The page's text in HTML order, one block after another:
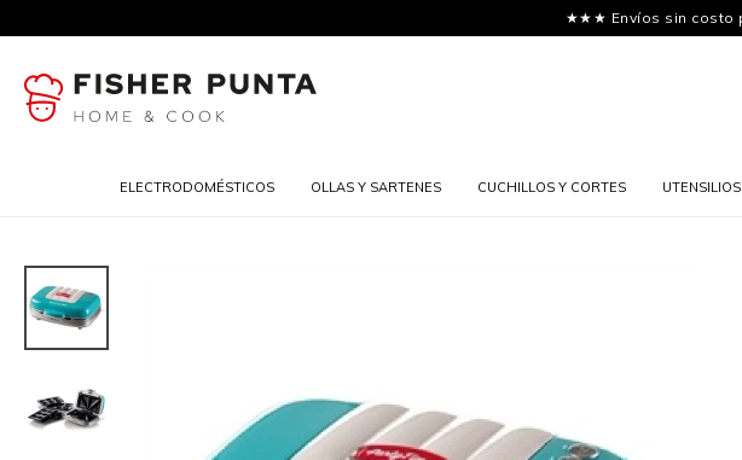
★★★ Envíos sin costo
ELECTRODOMÉSTICOS OLLAS Y SARTENES CUCHILLOS Y CORTES